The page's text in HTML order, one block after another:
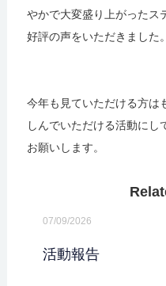
やかで大変盛り上がったス
好評の声をいただきました
今年も見ていただける方は
しんでいただける活動にし
お願いします。
07/09/2026
活動報告